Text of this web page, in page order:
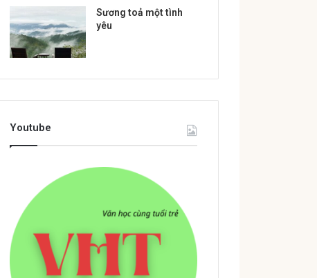
Sương toả một tình
yêu
Youtube